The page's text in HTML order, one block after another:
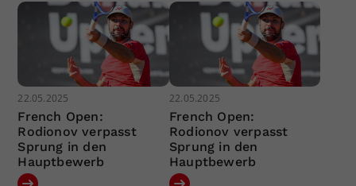
22.05.2025
French Open:
Rodionov verpasst
Sprung in den
Hauptbewerb
22.05.2025
French Open:
Rodionov verpasst
Sprung in den
Hauptbewerb